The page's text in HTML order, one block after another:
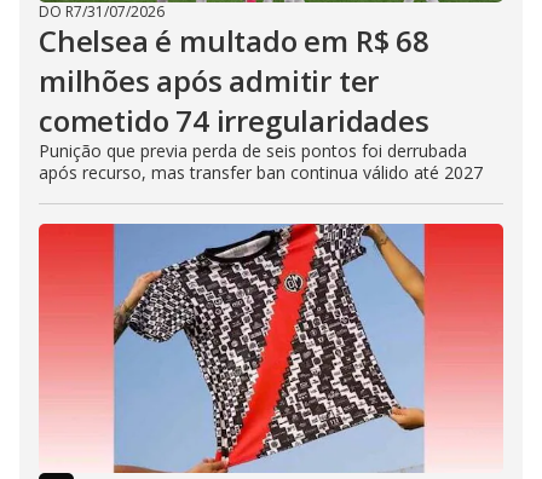
DO R7/31/07/2026
Chelsea é multado em R$ 68
milhões após admitir ter
cometido 74 irregularidades
Punição que previa perda de seis pontos foi derrubada
após recurso, mas transfer ban continua válido até 2027